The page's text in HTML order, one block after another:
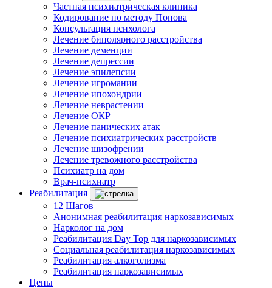
Частная психиатрическая клиника
Кодирование по методу Попова
Консультация психолога
Лечение биполярного расстройства
Лечение деменции
Лечение депрессии
Лечение эпилепсии
Лечение игромании
Лечение ипохондрии
Лечение неврастении
Лечение ОКР
Лечение панических атак
Лечение психиатрических расстройств
Лечение шизофрении
Лечение тревожного расстройства
Психиатр на дом
Врач-психиатр
Реабилитация
12 Шагов
Анонимная реабилитация наркозависимых
Нарколог на дом
Реабилитация Day Top для наркозависимых
Социальная реабилитация наркозависимых
Реабилитация алкоголизма
Реабилитация наркозависимых
Цены